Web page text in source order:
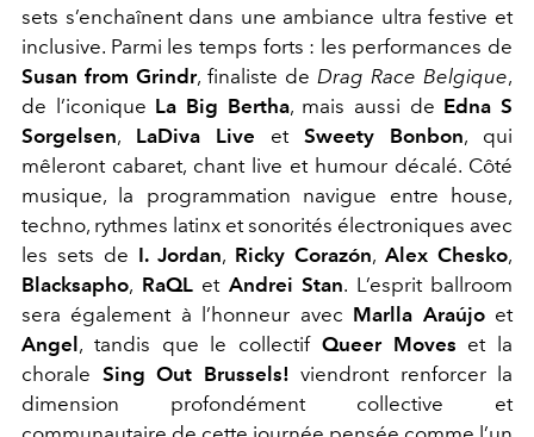
sets s’enchaînent dans une ambiance ultra festive et
inclusive. Parmi les temps forts : les performances de
Susan from Grindr, finaliste de Drag Race Belgique,
de l’iconique La Big Bertha, mais aussi de Edna S
Sorgelsen, LaDiva Live et Sweety Bonbon, qui
mêleront cabaret, chant live et humour décalé. Côté
musique, la programmation navigue entre house,
techno, rythmes latinx et sonorités électroniques avec
les sets de I. Jordan, Ricky Corazón, Alex Chesko,
Blacksapho, RaQLet Andrei Stan. L’esprit ballroom
sera également à l’honneur avec Marlla Araújoet
Angel , tandis que le collectif Queer Moves et la
chorale Sing Out Brussels! viendront renforcer la
dimension profondément collective et